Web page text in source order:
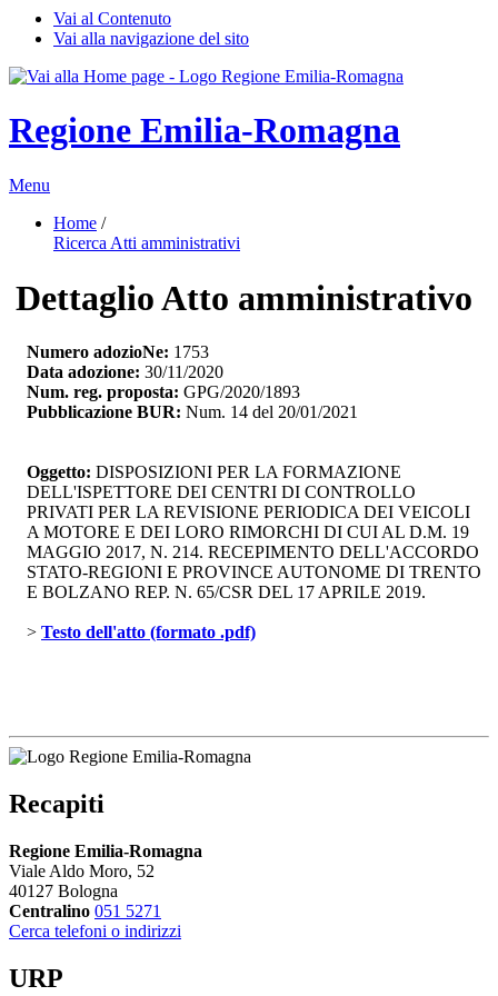
Vai al Contenuto
Vai alla navigazione del sito
Regione Emilia-Romagna
Menu
Home /
Ricerca Atti amministrativi
Dettaglio Atto amministrativo
Numero adozioNe: 1753
Data adozione: 30/11/2020
Num. reg. proposta: GPG/2020/1893
Pubblicazione BUR: Num. 14 del 20/01/2021
Oggetto: DISPOSIZIONI PER LA FORMAZIONE
DELL'ISPETTORE DEI CENTRI DI CONTROLLO
PRIVATI PER LA REVISIONE PERIODICA DEI VEICOLI
A MOTORE E DEI LORO RIMORCHI DI CUI AL D.M. 19
MAGGIO 2017, N. 214. RECEPIMENTO DELL'ACCORDO
STATO-REGIONI E PROVINCE AUTONOME DI TRENTO
E BOLZANO REP. N. 65/CSR DEL 17 APRILE 2019.
> Testo dell'atto (formato .pdf)
Recapiti
Regione Emilia-Romagna
Viale Aldo Moro, 52
40127 Bologna
Centralino 051 5271
Cerca telefoni o indirizzi
URP